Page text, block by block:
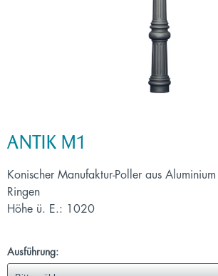
ANTIK M1
Konischer Manufaktur-Poller aus
Ringen
Höhe ü. E.: 1020
Ausführung: